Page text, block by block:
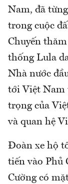
Nam, đã
trong cuộc
Chuyến
thống Lula
Nhà nước
tới Việt Nam
trọng của
và quan hệ
Đoàn xe hộ
tiến vào Phủ
Cường có